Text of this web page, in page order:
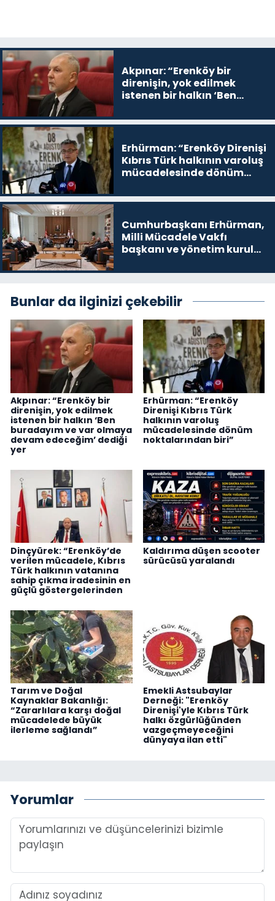
Akpınar: “Erenköy bir
direnişin, yok edilmek
istenen bir halkın ‘Ben
devam edeceğim’ dediği
Erhürman: “Erenköy Direnişi
Kıbrıs Türk halkının varoluş
mücadelesinde dönüm
Cumhurbaşkanı Erhürman,
Milli Mücadele Vakfı
başkanı ve yönetim kurulu
Bunlar da ilginizi çekebilir
Akpınar: “Erenköy bir
direnişin, yok edilmek
istenen bir halkın ‘Ben
buradayım ve var olmaya
devam edeceğim’ dediği
yer
Erhürman: “Erenköy
Direnişi Kıbrıs Türk
halkının varoluş
mücadelesinde dönüm
noktalarından biri”
Dinçyürek: “Erenköy’de
verilen mücadele, Kıbrıs
Türk halkının vatanına
sahip çıkma iradesinin en
güçlü göstergelerinden
Kaldırıma düşen scooter
sürücüsü yaralandı
Tarım ve Doğal
Kaynaklar Bakanlığı:
“Zararlılara karşı doğal
mücadelede büyük
ilerleme sağlandı”
Emekli Astsubaylar
Derneği: "Erenköy
Direnişi'yle Kıbrıs Türk
halkı özgürlüğünden
vazgeçmeyeceğini
dünyaya ilan etti"
Yorumlar